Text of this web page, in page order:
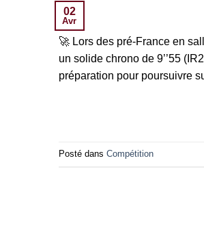
02
Avr
🚀 Lors des pré-France en
un solide chrono de 9’’55
préparation pour poursuivre
Posté dans Compétition